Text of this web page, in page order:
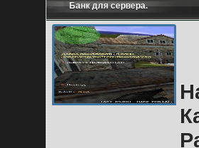
Банк для сервера.